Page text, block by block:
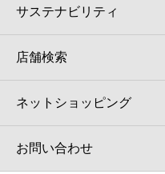
サステナビリティ
店舗検索
ネットショッピング
お問い合わせ